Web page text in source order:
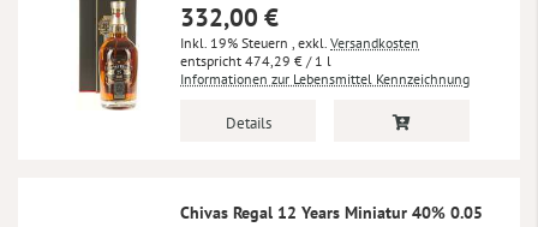
332,00 €
Inkl. 19% Steuern , exkl. Versandkosten
474,29 € / 1 l
Informationen zur Lebensmittel Kennzeichnung
Details
Chivas Regal 12 Years Miniatur 40% 0.05